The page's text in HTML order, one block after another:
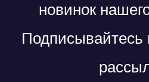
новинок
Подписывайтесь